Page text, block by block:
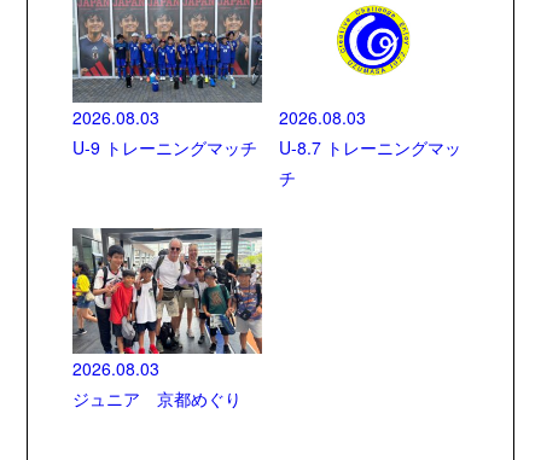
2026.08.03
U-9 トレーニングマッチ
2026.08.03
U-8.7 トレーニングマッ
チ
2026.08.03
ジュニア 京都めぐり